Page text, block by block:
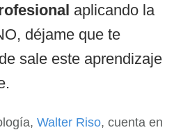
aplicando la
déjame que te
sale este aprendizaje
Walter Riso, cuenta en